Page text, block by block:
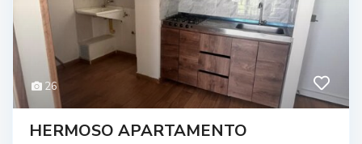
26
HERMOSO APARTAMENTO